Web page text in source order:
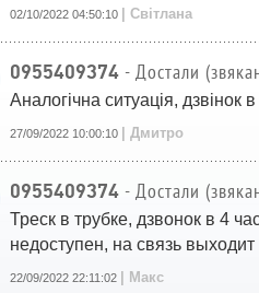
02/10/2022 04:50:10 | Світлана
0955409374 - Достали
Аналогічна ситуація, дзвінок
27/09/2022 10:00:10 | Дмитро
0955409374 - Достали
Треск в трубке, дзвонок в 4
недоступен, на связь
22/09/2022 22:11:02 | Макс